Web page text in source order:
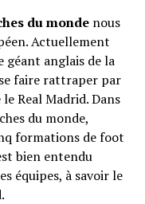
du mondenous
Actuellement
géant anglais de la
faire rattraper par
Real Madrid. Dans
du monde,
formations de foot
bien entendu
équipes, à savoir le